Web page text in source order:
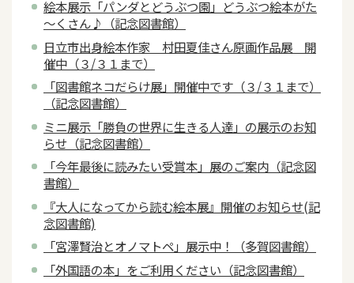
絵本展示「パンダとどうぶつ園」どうぶつ絵本がた
～くさん♪（記念図書館）
日立市出身絵本作家 村田夏佳さん原画作品展 開
催中（３/３１まで）
「図書館ネコだらけ展」開催中です（３/３１まで）
（記念図書館）
ミニ展示「勝負の世界に生きる人達」の展示のお知
らせ（記念図書館）
「今年最後に読みたい受賞本」展のご案内（記念図
書館）
『大人になってから読む絵本展』開催のお知らせ(記
念図書館)
「宮澤賢治とオノマトペ」展示中！（多賀図書館）
「外国語の本」をご利用ください（記念図書館）